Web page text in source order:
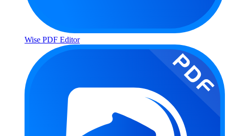
Wise PDF Editor